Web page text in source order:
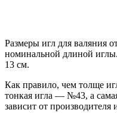
Размеры игл для валяния
номинальной длиной
13 см.
Как правило, чем толще
тонкая игла — №43, а
зависит от